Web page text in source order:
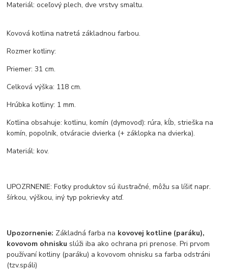
Materiál: oceľový plech, dve vrstvy smaltu.
Kovová kotlina natretá základnou farbou.
Rozmer kotliny:
Priemer: 31 cm.
Celková výška: 118 cm.
Hrúbka kotliny: 1 mm.
Kotlina obsahuje: kotlinu, komín (dymovod): rúra, kĺb, strieška na
komín, popolník, otváracie dvierka (+ záklopka na dvierka).
Materiál: kov.
UPOZRNENIE: Fotky produktov sú ilustračné, môžu sa líšiť napr.
šírkou, výškou, iný typ pokrievky atď.
Upozornenie: Základná farba na kovovej kotline (paráku),
kovovom ohnisku slúži iba ako ochrana pri prenose. Pri prvom
používaní kotliny (paráku) a kovovom ohnisku sa farba odstráni
(tzv.spáli)